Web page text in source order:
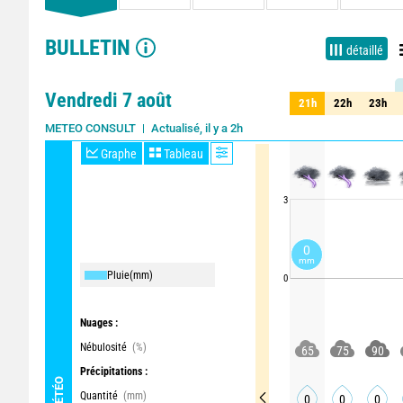
BULLETIN détaillé
Vendredi 7 août
METEO CONSULT Actualisé, il y a 2h
MÉTÉO
Graphe Tableau
Pluie(mm)
Nuages :
Nébulosité (%)
Précipitations :
Quantité (mm)
3
0
21h 22h 23h
21h 22h 23h
65 75 90
0 0 0
0
mm